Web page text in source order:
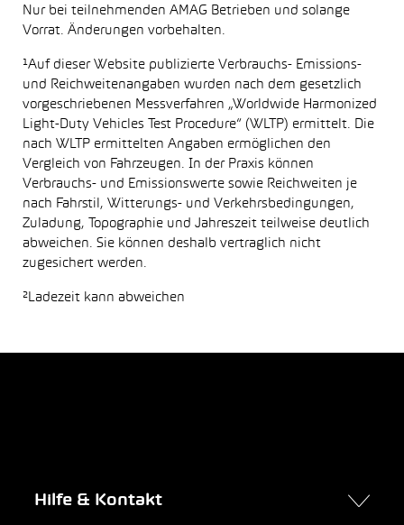
Nur bei teilnehmenden AMAG Betrieben und solange
Vorrat. Änderungen vorbehalten.
¹Auf dieser Website publizierte Verbrauchs- Emissions-
und Reichweitenangaben wurden nach dem gesetzlich
vorgeschriebenen Messverfahren „Worldwide Harmonized
Light-Duty Vehicles Test Procedure“ (WLTP) ermittelt. Die
nach WLTP ermittelten Angaben ermöglichen den
Vergleich von Fahrzeugen. In der Praxis können
Verbrauchs- und Emissionswerte sowie Reichweiten je
nach Fahrstil, Witterungs- und Verkehrsbedingungen,
Zuladung, Topographie und Jahreszeit teilweise deutlich
abweichen. Sie können deshalb vertraglich nicht
zugesichert werden.
²Ladezeit kann abweichen
Hilfe & Kontakt